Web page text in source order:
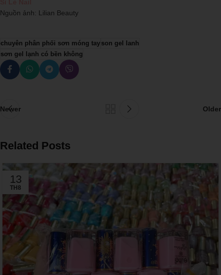
Nguồn ảnh: Lilian Beauty
chuyên phân phối sơn móng tay son gel lanh
sơn gel lạnh có bền không
Newer Older
Related Posts
13
TH8